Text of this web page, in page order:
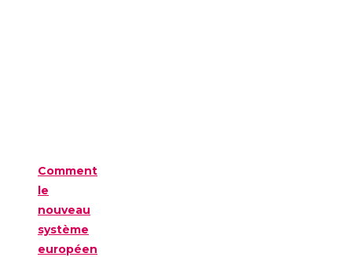
Comment
le
nouveau
système
européen